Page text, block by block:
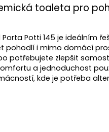
toaleta pro
Potti 145 je ideálním
pohodlí i mimo domácí
potřebujete zlepšit
a jednoduchost
kde je potřeba